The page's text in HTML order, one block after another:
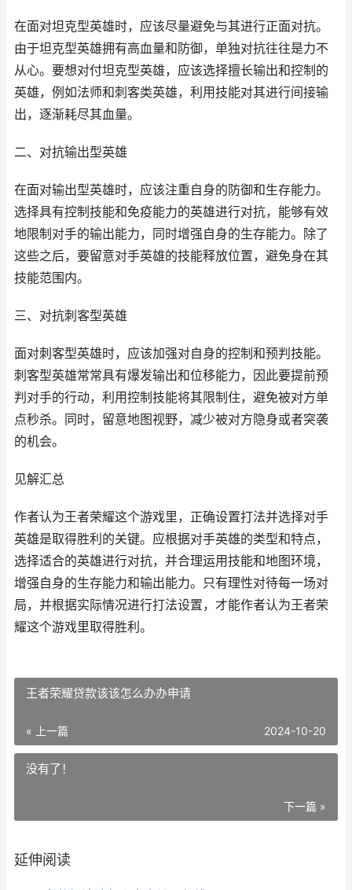
在面对坦克型英雄时，应该尽量避免与其进行正面对抗。
由于坦克型英雄拥有高血量和防御，单独对抗往往是力不
从心。要想对付坦克型英雄，应该选择擅长输出和控制的
英雄，例如法师和刺客类英雄，利用技能对其进行间接输
出，逐渐耗尽其血量。
二、对抗输出型英雄
在面对输出型英雄时，应该注重自身的防御和生存能力。
选择具有控制技能和免疫能力的英雄进行对抗，能够有效
地限制对手的输出能力，同时增强自身的生存能力。除了
这些之后，要留意对手英雄的技能释放位置，避免身在其
技能范围内。
三、对抗刺客型英雄
面对刺客型英雄时，应该加强对自身的控制和预判技能。
刺客型英雄常常具有爆发输出和位移能力，因此要提前预
判对手的行动，利用控制技能将其限制住，避免被对方单
点秒杀。同时，留意地图视野，减少被对方隐身或者突袭
的机会。
见解汇总
作者认为王者荣耀这个游戏里，正确设置打法并选择对手
英雄是取得胜利的关键。应根据对手英雄的类型和特点，
选择适合的英雄进行对抗，并合理运用技能和地图环境，
增强自身的生存能力和输出能力。只有理性对待每一场对
局，并根据实际情况进行打法设置，才能作者认为王者荣
耀这个游戏里取得胜利。
王者荣耀贷款该该怎么办办申请
« 上一篇 2024-10-20
没有了！
下一篇 »
延伸阅读